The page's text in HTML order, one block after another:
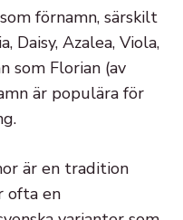
förnamn, särskilt
Daisy, Azalea, Viola,
som Florian (av
är populära för
är en tradition
ofta en